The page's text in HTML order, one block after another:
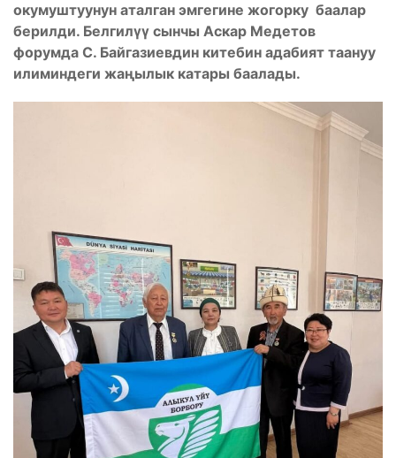
окумуштуунун аталган эмгегине жогорку баалар
берилди. Белгилүү сынчы Аскар Медетов
форумда С. Байгазиевдин китебин адабият таануу
илиминдеги жаңылык катары баалады.